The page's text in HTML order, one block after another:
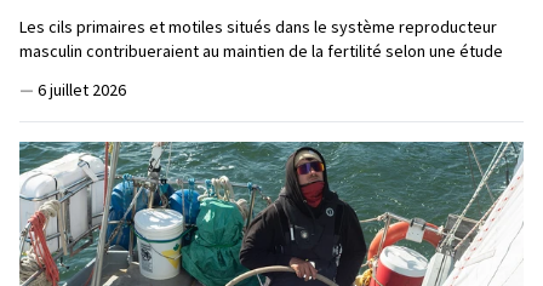
Les cils primaires et motiles situés dans le système reproducteur
masculin contribueraient au maintien de la fertilité selon une étude
— 6 juillet 2026